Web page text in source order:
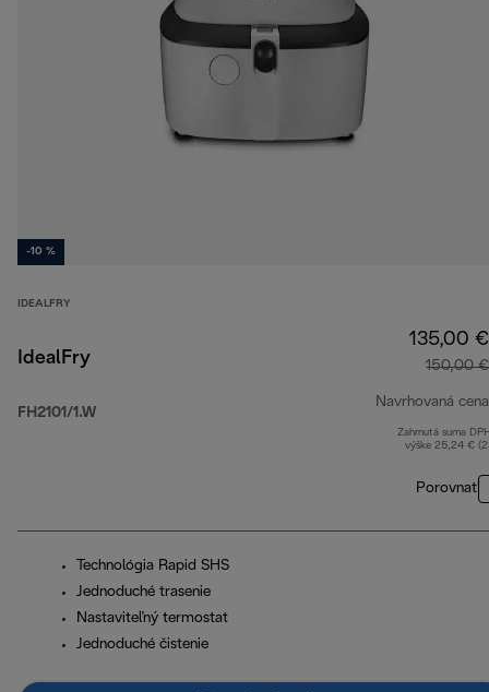
-10 %
IDEALFRY
IdealFry
FH2101/1.W
135,00 €
150,00 €
Navrhovaná cena
Zahrnutá suma
výške 25,24 €
Porovnať
Technológia Rapid SHS
Jednoduché trasenie
Nastaviteľný termostat
Jednoduché čistenie